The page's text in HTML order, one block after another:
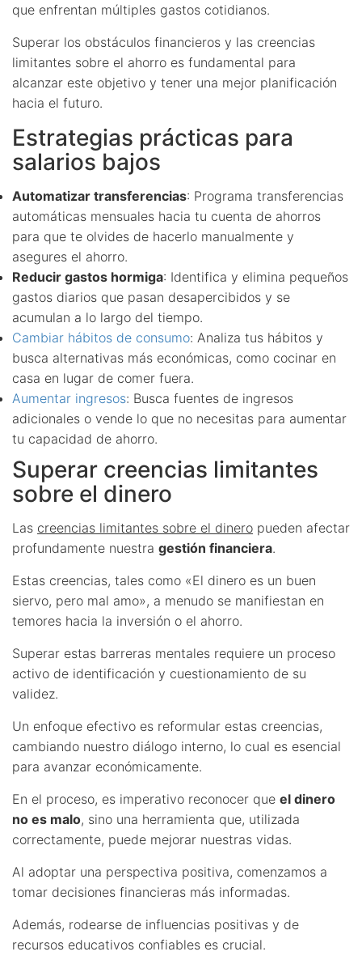
que enfrentan múltiples gastos cotidianos.
Superar los obstáculos financieros y las creencias
limitantes sobre el ahorro es fundamental para
alcanzar este objetivo y tener una mejor planificación
hacia el futuro.
Estrategias prácticas para
salarios bajos
Automatizar transferencias: Programa transferencias
automáticas mensuales hacia tu cuenta de ahorros
para que te olvides de hacerlo manualmente y
asegures el ahorro.
Reducir gastos hormiga: Identifica y elimina pequeños
gastos diarios que pasan desapercibidos y se
acumulan a lo largo del tiempo.
Cambiar hábitos de consumo: Analiza tus hábitos y
busca alternativas más económicas, como cocinar en
casa en lugar de comer fuera.
Aumentar ingresos: Busca fuentes de ingresos
adicionales o vende lo que no necesitas para aumentar
tu capacidad de ahorro.
Superar creencias limitantes
sobre el dinero
Las creencias limitantes sobre el dinero pueden afectar
profundamente nuestra gestión financiera.
Estas creencias, tales como «El dinero es un buen
siervo, pero mal amo», a menudo se manifiestan en
temores hacia la inversión o el ahorro.
Superar estas barreras mentales requiere un proceso
activo de identificación y cuestionamiento de su
validez.
Un enfoque efectivo es reformular estas creencias,
cambiando nuestro diálogo interno, lo cual es esencial
para avanzar económicamente.
En el proceso, es imperativo reconocer que el dinero
no es malo, sino una herramienta que, utilizada
correctamente, puede mejorar nuestras vidas.
Al adoptar una perspectiva positiva, comenzamos a
tomar decisiones financieras más informadas.
Además, rodearse de influencias positivas y de
recursos educativos confiables es crucial.